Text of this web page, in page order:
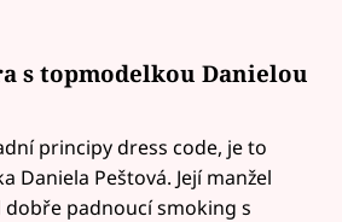
s topmodelkou Danielou
principy dress code, je to
Daniela Peštová. Její manžel
dobře padnoucí smoking s